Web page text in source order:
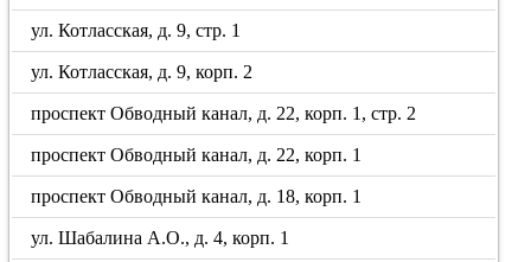
ул. Котласская, д. 9, стр. 1
ул. Котласская, д. 9, корп. 2
проспект Обводный канал, д. 22, корп. 1, стр. 2
проспект Обводный канал, д. 22, корп. 1
проспект Обводный канал, д. 18, корп. 1
ул. Шабалина А.О., д. 4, корп. 1